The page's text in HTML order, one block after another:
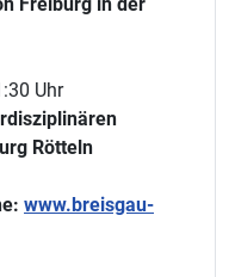
Freiburg in der
Uhr
Rötteln
www.breisgau-